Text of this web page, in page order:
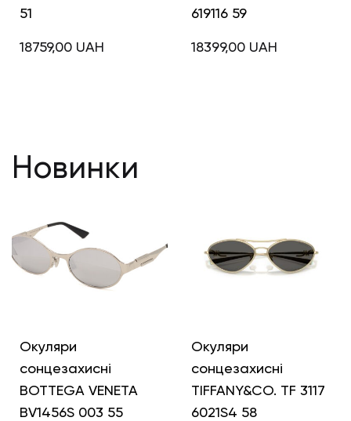
51
18759,00 UAH
619116 59
18399,00 UAH
Новинки
Окуляри
сонцезахисні
BOTTEGA VENETA
BV1456S 003 55
Окуляри
сонцезахисні
TIFFANY&CO. TF 3117
6021S4 58